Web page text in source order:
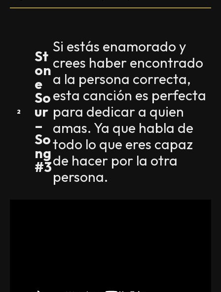
St
on
e
So
ur
–
So
ng
#3
Si estás enamorado y
crees haber encontrado
a la persona correcta,
esta canción es perfecta
para dedicar a quien
amas. Ya que habla de
todo lo que eres capaz
de hacer por la otra
persona.